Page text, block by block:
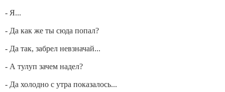
- Я...
- Да как же ты сюда попал?
- Да так, забрел невзначай...
- А тулуп зачем надел?
- Да холодно с утра показалось...